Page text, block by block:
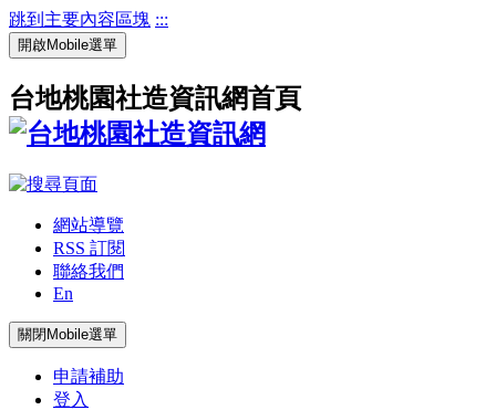
跳到主要內容區塊 :::
開啟Mobile選單
台地桃園社造資訊網首頁
網站導覽
RSS 訂閱
聯絡我們
En
關閉Mobile選單
申請補助
登入